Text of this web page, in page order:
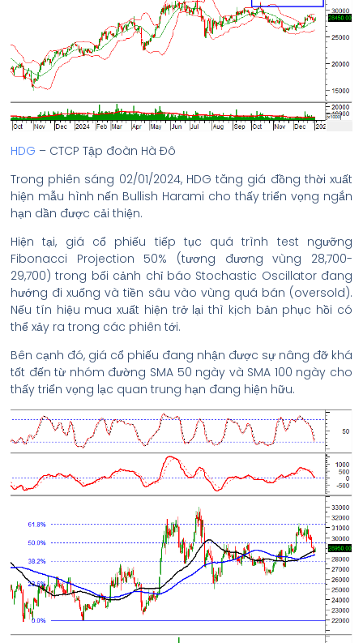
HDG – CTCP Tập đoàn Hà Đô
Trong phiên sáng 02/01/2024, HDG tăng giá đồng thời xuất
hiện mẫu hình nến Bullish Harami cho thấy triển vọng ngắn
hạn dần được cải thiện.
Hiện tại, giá cổ phiếu tiếp tục quá trình test ngưỡng
Fibonacci Projection 50% (tương đương vùng 28,700-
29,700) trong bối cảnh chỉ báo Stochastic Oscillator đang
hướng đi xuống và tiền sâu vào vùng quá bán (oversold).
Nếu tín hiệu mua xuất hiện trở lại thì kịch bản phục hồi có
thể xảy ra trong các phiên tới.
Bên cạnh đó, giá cổ phiếu đang nhận được sự nâng đỡ khá
tốt đến từ nhóm đường SMA 50 ngày và SMA 100 ngày cho
thấy triển vọng lạc quan trung hạn đang hiện hữu.